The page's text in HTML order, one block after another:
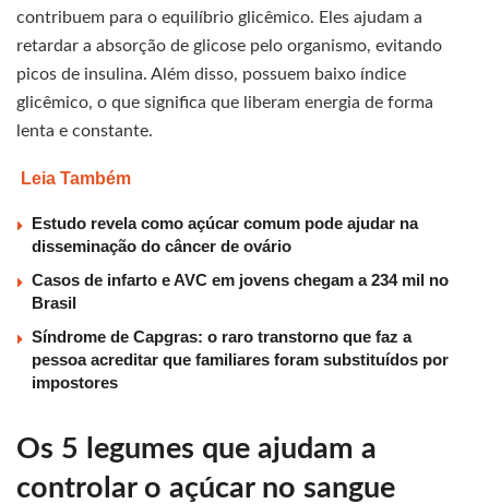
contribuem para o equilíbrio glicêmico. Eles ajudam a
retardar a absorção de glicose pelo organismo, evitando
picos de insulina. Além disso, possuem baixo índice
glicêmico, o que significa que liberam energia de forma
lenta e constante.
Leia Também
Estudo revela como açúcar comum pode ajudar na
disseminação do câncer de ovário
Casos de infarto e AVC em jovens chegam a 234 mil no
Brasil
Síndrome de Capgras: o raro transtorno que faz a
pessoa acreditar que familiares foram substituídos por
impostores
Os 5 legumes que ajudam a
controlar o açúcar no sangue